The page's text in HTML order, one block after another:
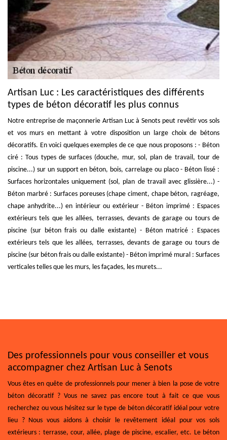
Artisan Luc : Les caractéristiques des différents
types de béton décoratif les plus connus
Notre entreprise de maçonnerie Artisan Luc à Senots peut revêtir vos sols
et vos murs en mettant à votre disposition un large choix de bétons
décoratifs. En voici quelques exemples de ce que nous proposons : - Béton
ciré : Tous types de surfaces (douche, mur, sol, plan de travail, tour de
piscine...) sur un support en béton, bois, carrelage ou placo - Béton lissé :
Surfaces horizontales uniquement (sol, plan de travail avec glissière...) -
Béton marbré : Surfaces poreuses (chape ciment, chape béton, ragréage,
chape anhydrite...) en intérieur ou extérieur - Béton imprimé : Espaces
extérieurs tels que les allées, terrasses, devants de garage ou tours de
piscine (sur béton frais ou dalle existante) - Béton matricé : Espaces
extérieurs tels que les allées, terrasses, devants de garage ou tours de
piscine (sur béton frais ou dalle existante) - Béton imprimé mural : Surfaces
verticales telles que les murs, les façades, les murets...
Des professionnels pour vous conseiller et vous
accompagner chez Artisan Luc à Senots
Vous êtes en quête de professionnels pour mener à bien la pose de votre
béton décoratif ? Vous ne savez pas encore tout à fait ce que vous
recherchez ou vous hésitez sur le type de béton décoratif idéal pour votre
lieu ? Nous vous aidons à choisir le revêtement idéal pour vos sols
extérieurs : terrasse, cour, allée, plage de piscine, escalier, etc. Le béton